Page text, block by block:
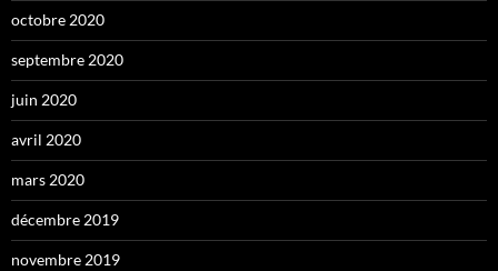
octobre 2020
septembre 2020
juin 2020
avril 2020
mars 2020
décembre 2019
novembre 2019